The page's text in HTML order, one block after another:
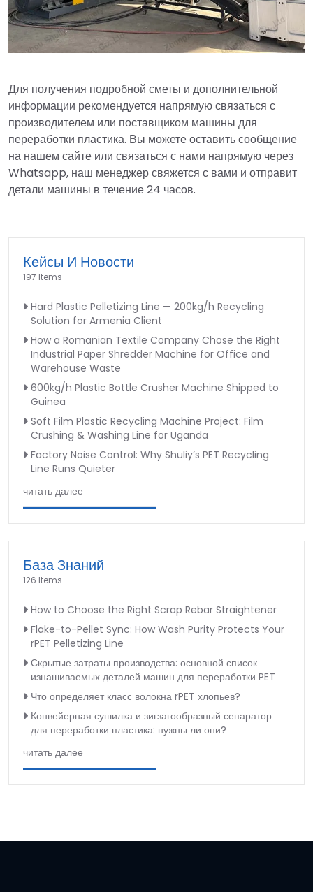
Для получения подробной сметы и дополнительной
информации рекомендуется напрямую связаться с
производителем или поставщиком машины для
переработки пластика. Вы можете оставить сообщение
на нашем сайте или связаться с нами напрямую через
Whatsapp, наш менеджер свяжется с вами и отправит
детали машины в течение 24 часов.
Кейсы И Новости
197 Items
Hard Plastic Pelletizing Line — 200kg/h Recycling
Solution for Armenia Client
How a Romanian Textile Company Chose the Right
Industrial Paper Shredder Machine for Office and
Warehouse Waste
600kg/h Plastic Bottle Crusher Machine Shipped to
Guinea
Soft Film Plastic Recycling Machine Project: Film
Crushing & Washing Line for Uganda
Factory Noise Control: Why Shuliy’s PET Recycling
Line Runs Quieter
читать далее
База Знаний
126 Items
How to Choose the Right Scrap Rebar Straightener
Flake-to-Pellet Sync: How Wash Purity Protects Your
rPET Pelletizing Line
Скрытые затраты производства: основной список
изнашиваемых деталей машин для переработки PET
Что определяет класс волокна rPET хлопьев?
Конвейерная сушилка и зигзагообразный сепаратор
для переработки пластика: нужны ли они?
читать далее